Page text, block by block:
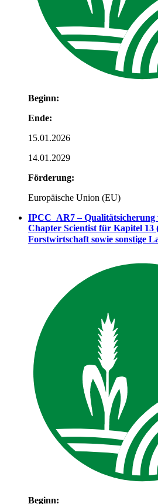
Beginn:
Ende:
15.01.2026
14.01.2029
Förderung:
Europäische Union (EU)
IPCC_AR7 –
Chapter Scientist für Kapitel 13
Forstwirtschaft sowie sonstige
Beginn: